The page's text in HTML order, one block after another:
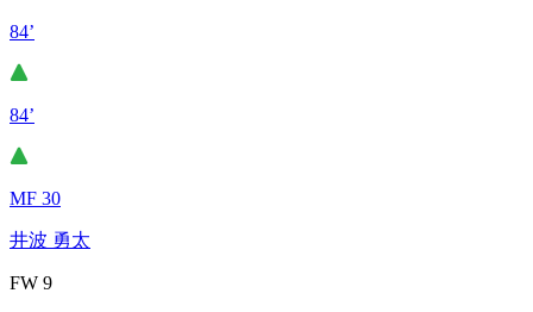
84’
84’
MF 30
井波 勇太
FW 9